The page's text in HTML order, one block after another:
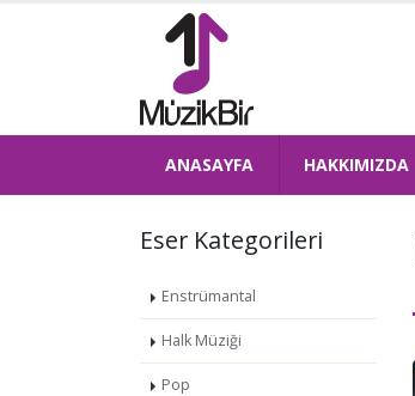
ANASAYFA HAKKIMIZDA
Eser Kategorileri
Enstrümantal
Halk Müziği
Pop